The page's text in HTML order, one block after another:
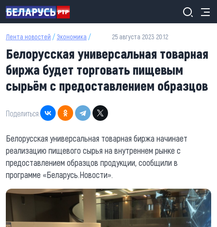
Перейти к основному содержанию
Лента новостей / Экономика / 25 августа 2023 20:12
Белорусская универсальная товарная
биржа будет торговать пищевым
сырьём с предоставлением образцов
Поделиться:
Белорусская универсальная товарная биржа начинает
реализацию пищевого сырья на внутреннем рынке с
предоставлением образцов продукции, сообщили в
программе «Беларусь.Новости».